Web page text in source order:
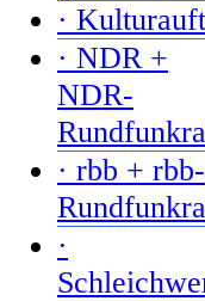
·
· NDR +
NDR-
· rbb + rbb-
·